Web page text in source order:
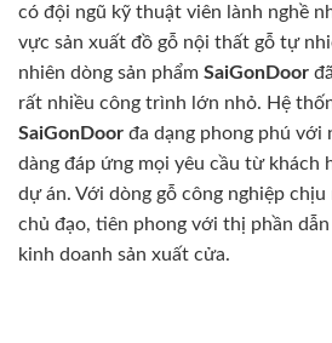
có đội ngũ kỹ thuật viên lành nghề
vực sản xuất đồ gỗ nội thất gỗ tự
nhiên dòng sản phẩm SaiGonDoor
rất nhiều công trình lớn nhỏ. Hệ
SaiGonDoor đa dạng phong phú với
dàng đáp ứng mọi yêu cầu từ khách
dự án. Với dòng gỗ công nghiệp
chủ đạo, tiên phong với thị phần
kinh doanh sản xuất cửa.